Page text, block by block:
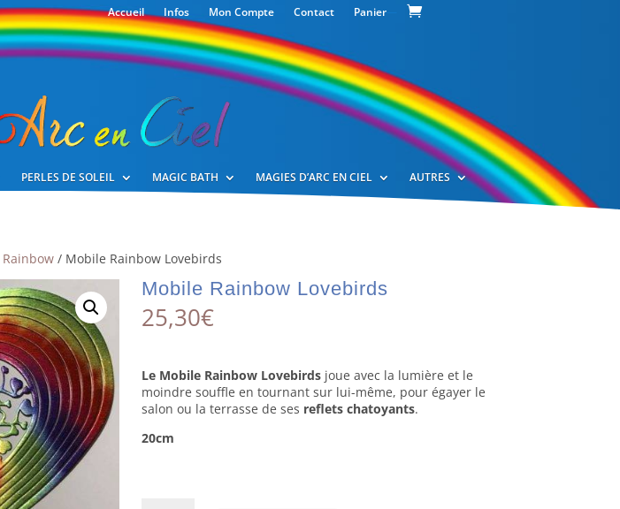
Accueil Infos Mon Compte Contact Panier—
PERLES DE SOLEIL MAGIC BATH MAGIES D’ARC EN CIEL AUTRES
/ Mobile Rainbow Lovebirds
Mobile Rainbow Lovebirds
25,30€
Le Mobile Rainbow Lovebirdsjoue avec la lumière et le
moindre souffle en tournant sur lui-même, pour égayer le
salon ou la terrasse de ses reflets chatoyants.
20cm